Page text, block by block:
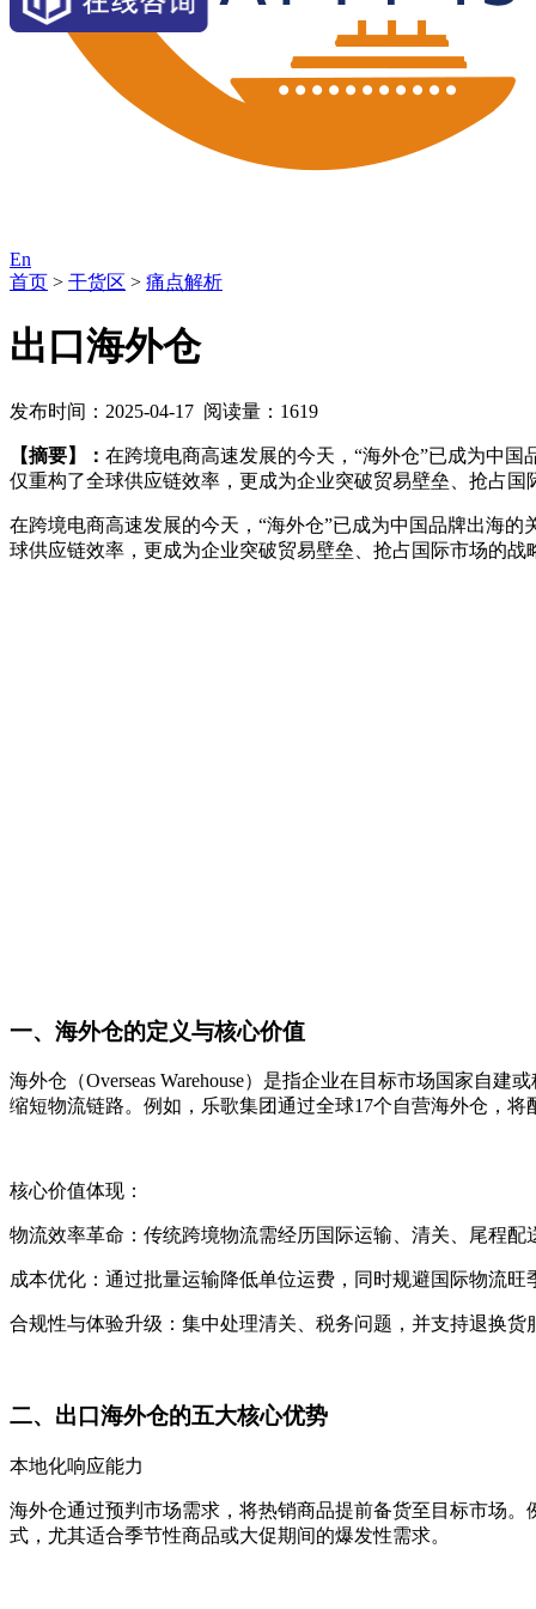
En
首页 > 干货区 > 痛点解析
出口海外仓
发布时间：2025-04-17 阅读量：1619
【摘要】： 在跨境电商高速发展的今天，“海外仓”已成为中
仅重构了全球供应链效率，更成为企业突破贸易壁垒、抢占
在跨境电商高速发展的今天，“海外仓”已成为中国品牌出海
球供应链效率，更成为企业突破贸易壁垒、抢占国际市场的
一、海外仓的定义与核心价值
海外仓（Overseas Warehouse）是指企业在目标市场国家自
缩短物流链路。例如，乐歌集团通过全球17个自营海外仓，
核心价值体现：
物流效率革命：传统跨境物流需经历国际运输、清关、尾程
成本优化：通过批量运输降低单位运费，同时规避国际物流
合规性与体验升级：集中处理清关、税务问题，并支持退换货
二、出口海外仓的五大核心优势
本地化响应能力
海外仓通过预判市场需求，将热销商品提前备货至目标市场
式，尤其适合季节性商品或大促期间的爆发性需求。